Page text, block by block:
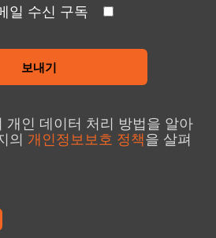
일 수신 구독
보내기
개인 데이터 처리 방법을 알아
의 개인정보보호 정책을 살펴